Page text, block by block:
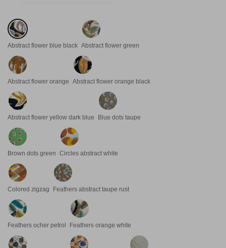
Abstract flower blue black Abstract flower green
Abstract flower orange Abstract flower orange black
Abstract flower yellow dark blue Blue dots taupe
Brown dots green Circles abstract white
Colored zigzag Feathers abstract taupe rust
Feathers ocher petrol Feathers orange white